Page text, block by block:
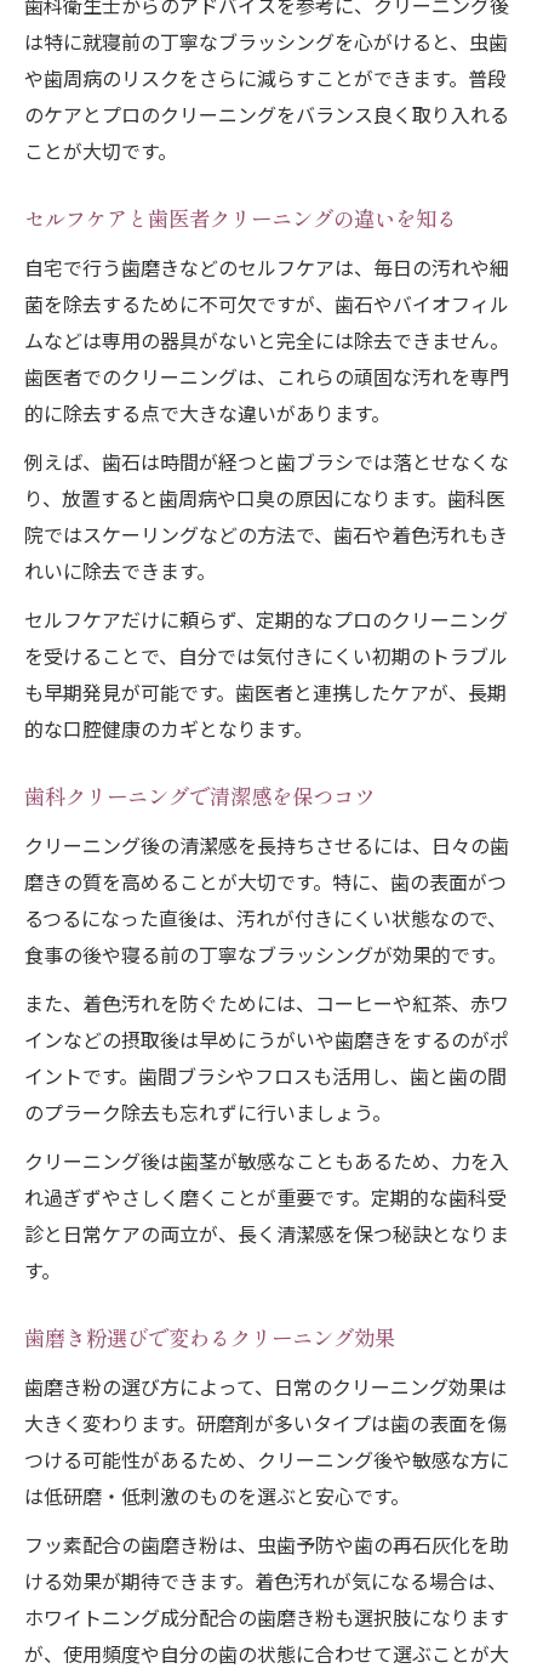
は特に就寝前の丁寧なブラッシングを心がけると、虫歯
や歯周病のリスクをさらに減らすことができます。普段
のケアとプロのクリーニングをバランス良く取り入れる
ことが大切です。
セルフケアと歯医者クリーニングの違いを知る
自宅で行う歯磨きなどのセルフケアは、毎日の汚れや細
菌を除去するために不可欠ですが、歯石やバイオフィル
ムなどは専用の器具がないと完全には除去できません。
歯医者でのクリーニングは、これらの頑固な汚れを専門
的に除去する点で大きな違いがあります。
例えば、歯石は時間が経つと歯ブラシでは落とせなくな
り、放置すると歯周病や口臭の原因になります。歯科医
院ではスケーリングなどの方法で、歯石や着色汚れもき
れいに除去できます。
セルフケアだけに頼らず、定期的なプロのクリーニング
を受けることで、自分では気付きにくい初期のトラブル
も早期発見が可能です。歯医者と連携したケアが、長期
的な口腔健康のカギとなります。
歯科クリーニングで清潔感を保つコツ
クリーニング後の清潔感を長持ちさせるには、日々の歯
磨きの質を高めることが大切です。特に、歯の表面がつ
るつるになった直後は、汚れが付きにくい状態なので、
食事の後や寝る前の丁寧なブラッシングが効果的です。
また、着色汚れを防ぐためには、コーヒーや紅茶、赤ワ
インなどの摂取後は早めにうがいや歯磨きをするのがポ
イントです。歯間ブラシやフロスも活用し、歯と歯の間
のプラーク除去も忘れずに行いましょう。
クリーニング後は歯茎が敏感なこともあるため、力を入
れ過ぎずやさしく磨くことが重要です。定期的な歯科受
診と日常ケアの両立が、長く清潔感を保つ秘訣となりま
す。
歯磨き粉選びで変わるクリーニング効果
歯磨き粉の選び方によって、日常のクリーニング効果は
大きく変わります。研磨剤が多いタイプは歯の表面を傷
つける可能性があるため、クリーニング後や敏感な方に
は低研磨・低刺激のものを選ぶと安心です。
フッ素配合の歯磨き粉は、虫歯予防や歯の再石灰化を助
ける効果が期待できます。着色汚れが気になる場合は、
ホワイトニング成分配合の歯磨き粉も選択肢になります
が、使用頻度や自分の歯の状態に合わせて選ぶことが大